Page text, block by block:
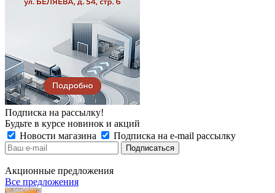
Подписка на рассылку!
Будьте в курсе новинок и акций
Новости магазина
Подписка на e-mail рассылку
Акционные предложения
Все предложения